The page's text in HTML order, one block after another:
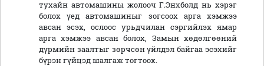
тухайн автомашины жолооч Г.Энхболд нь хэрэг
болох үед автомашиныг зогсоох арга хэмжээ
авсан эсэх, ослоос урьдчилан сэргийлэх ямар
арга хэмжээ авсан болох, Замын хөдөлгөөний
дүрмийн заалтыг зөрчсөн үйлдэл байгаа эсэхийг
бүрэн гүйцэд шалгаж тогтоох.